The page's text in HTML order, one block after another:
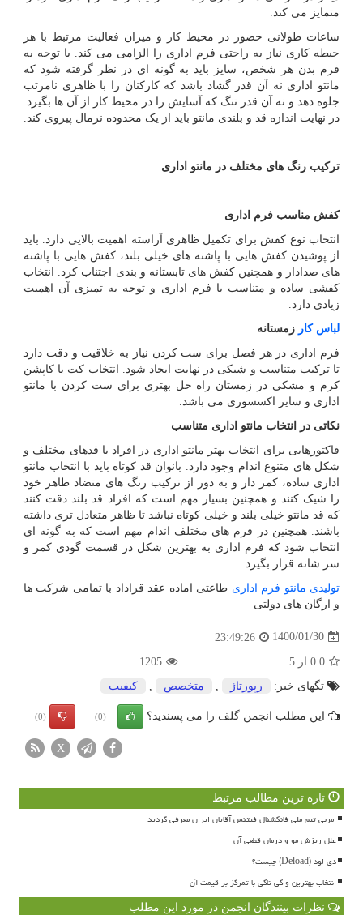
متمایز می کند.
ساعات طولانی حضور در محیط کار و میزان فعالیت مرتبط با هر
حیطه کاری نیاز به راحتی فرم اداری را الزامی می کند. با توجه به
فرم بدن هر شخص، سایز باید به گونه ای در نظر گرفته شود که
مانتو اداری نه آن قدر گشاد باشد که کارکنان را با ظاهری نامرتب
جلوه دهد و نه آن قدر تنگ که آسایش را در محیط کار از آن ها بگیرد.
در نهایت اندازه قد و بلندی مانتو باید از یک محدوده نرمال پیروی کند.
ترکیب رنگ های مختلف در مانتو اداری
کفش مناسب فرم اداری
انتخاب نوع کفش برای تکمیل ظاهری آراسته اهمیت بالایی دارد. باید
از پوشیدن کفش هایی با پاشنه های خیلی بلند، کفش هایی با پاشنه
های صدادار و همچنین کفش های تابستانه و بندی اجتناب کرد. انتخاب
کفشی ساده و متناسب با فرم اداری و توجه به تمیزی آن اهمیت
زیادی دارد.
لباس کار زمستانه
فرم اداری در هر فصل برای ست کردن نیاز به خلاقیت و دقت دارد
تا ترکیب متناسب و شیکی در نهایت ایجاد شود. انتخاب کت یا کاپشن
کرم و مشکی در زمستان راه حل بهتری برای ست کردن با مانتو
اداری و سایر اکسسوری می باشد.
نکاتی در انتخاب مانتو اداری متناسب
فاکتورهایی برای انتخاب بهتر مانتو اداری در افراد با قدهای مختلف و
شکل های متنوع اندام وجود دارد. بانوان قد کوتاه باید با انتخاب مانتو
اداری ساده، کمر دار و به دور از ترکیب رنگ های متضاد ظاهر خود
را شیک کنند و همچنین بسیار مهم است که افراد قد بلند دقت کنند
که قد مانتو خیلی بلند و خیلی کوتاه نباشد تا ظاهر متعادل تری داشته
باشند. همچنین در فرم های مختلف اندام مهم است که به گونه ای
انتخاب شود که فرم اداری به بهترین شکل در قسمت گودی کمر و
سر شانه قرار بگیرد.
تولیدی مانتو فرم اداری طاعتی اماده عقد قراداد با تمامی شرکت ها
و ارگان های دولتی
1400/01/30
23:49:26
0.0 از 5
1205
تگهای خبر:
رپورتاژ متخصص كیفیت
این مطلب انجمن گلف را می پسندید؟ (0)
(0)
X
تازه ترین مطالب مرتبط
علل ریزش مو و درمان قطعی آن
دی لود (Deload) چیست؟
انتخاب بهترین واکی تاکی با تمرکز بر قیمت آن
نظرات بینندگان انجمن در مورد این مطلب